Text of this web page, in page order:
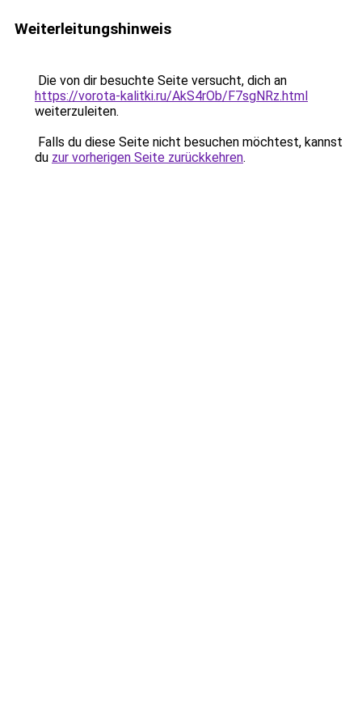
Weiterleitungshinweis
Die von dir besuchte Seite versucht, dich an
https://vorota-kalitki.ru/AkS4rOb/F7sgNRz.html
weiterzuleiten.
Falls du diese Seite nicht besuchen möchtest, kannst
du zur vorherigen Seite zurückkehren.